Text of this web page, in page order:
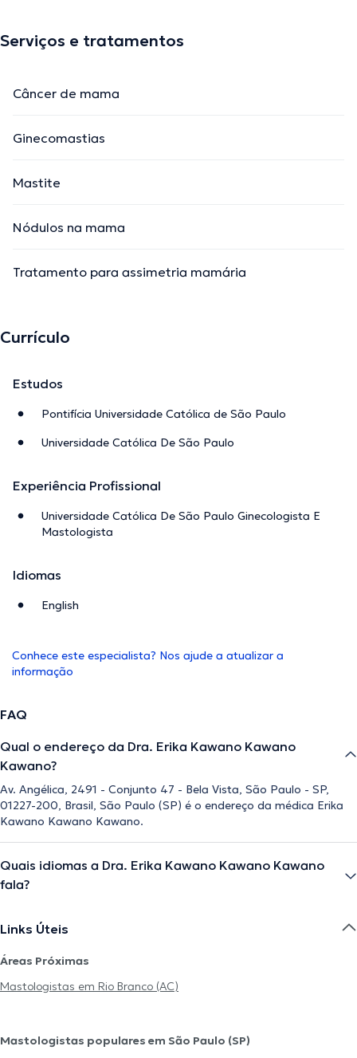
Serviços e tratamentos
Câncer de mama
Ginecomastias
Mastite
Nódulos na mama
Tratamento para assimetria mamária
Currículo
Estudos
Pontifícia Universidade Católica de São Paulo
Universidade Católica De São Paulo
Experiência Profissional
Universidade Católica De São Paulo Ginecologista E
Mastologista
Idiomas
English
Conhece este especialista? Nos ajude a atualizar a
informação
FAQ
Qual o endereço da Dra. Erika Kawano Kawano
Kawano?
Av. Angélica, 2491 - Conjunto 47 - Bela Vista, São Paulo - SP,
01227-200, Brasil, São Paulo (SP) é o endereço da médica Erika
Kawano Kawano Kawano.
Quais idiomas a Dra. Erika Kawano Kawano Kawano
fala?
Links Úteis
Áreas Próximas
Mastologistas em Rio Branco (AC)
Mastologistas populares em São Paulo (SP)